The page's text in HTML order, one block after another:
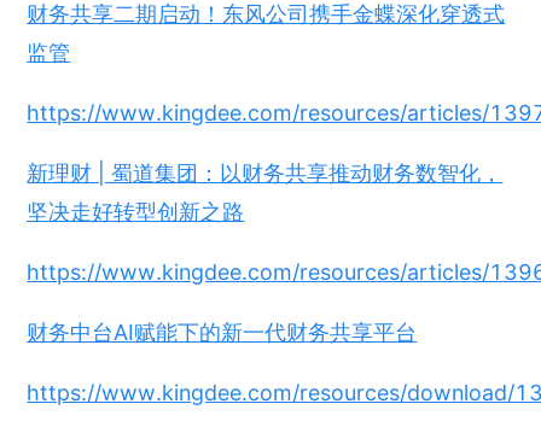
财务共享二期启动！东风公司携手金蝶深化穿透式
监管
https://www.kingdee.com/resources/articles/
新理财 | 蜀道集团：以财务共享推动财务数智化，
坚决走好转型创新之路
https://www.kingdee.com/resources/articles/
财务中台AI赋能下的新一代财务共享平台
https://www.kingdee.com/resources/